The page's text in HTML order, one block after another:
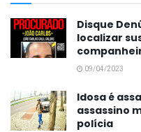
Disque
localizar
09/04/2023
Idosa é
assassino
polícia